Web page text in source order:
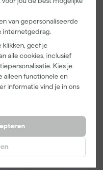
van gepersonaliseerde
internetgedrag.
klikken, geef je
alle cookies, inclusief
Kies je
alleen functionele en
informatie vind je in ons
-
Verfbak -
bezorgd